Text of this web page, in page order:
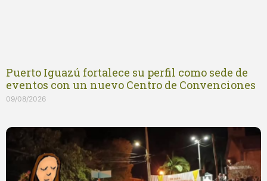
Puerto Iguazú fortalece su perfil como sede de
eventos con un nuevo Centro de Convenciones
09/08/2026